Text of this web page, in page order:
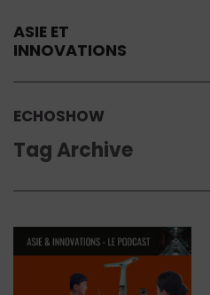
ASIE ET
INNOVATIONS
ECHOSHOW
Tag Archive